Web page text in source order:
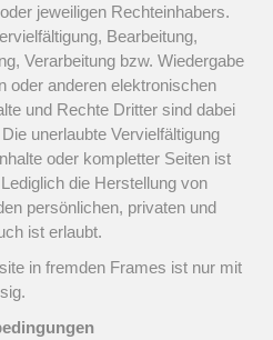
jeweiligen Rechteinhabers.
Bearbeitung,
Verarbeitung bzw. Wiedergabe
oder anderen elektronischen
und Rechte Dritter sind dabei
unerlaubte Vervielfältigung
oder kompletter Seiten ist
die Herstellung von
persönlichen, privaten und
ist erlaubt.
in fremden Frames ist nur mit